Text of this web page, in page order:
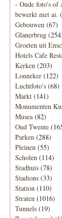
- Oude foto's of
bewerkt met ai.
Gebouwen (67)
Glanerbrug
Groeten uit
Hotels Cafe
Kerken (203)
Lonneker (122)
Luchtfoto's (68)
Markt (141)
Monumenten
Musea (82)
Oud Twente
Parken (288)
Pleinen (55)
Scholen (114)
Stadhuis (78)
Stadions (33)
Station (110)
Straten (1016)
Tunnels (19)